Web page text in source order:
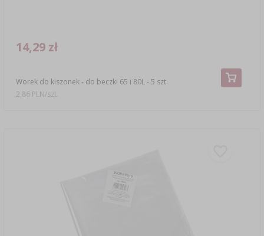
Worek do kiszonek - do beczki 65 i 80L - 5 szt.
14,29 zł
2,86 PLN/szt.